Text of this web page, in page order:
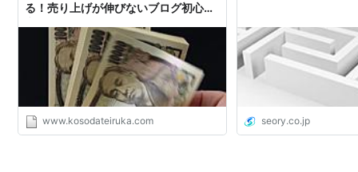
る！売り上げが伸びないブログ初心者
www.kosodateiruka.com seory.co.jp